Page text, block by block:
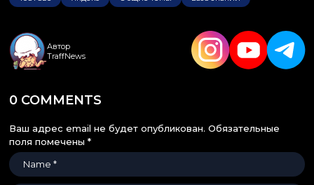
Автор
TraffNews
0 COMMENTS
Ваш адрес email не будет опубликован. Обязательные
поля помечены *